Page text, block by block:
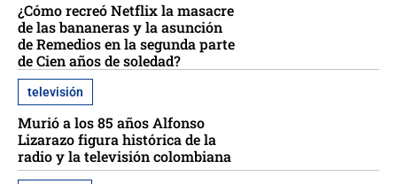
¿Cómo recreó Netflix la masacre
de las bananeras y la asunción
de Remedios en la segunda parte
de Cien años de soledad?
televisión
Murió a los 85 años Alfonso
Lizarazo figura histórica de la
radio y la televisión colombiana